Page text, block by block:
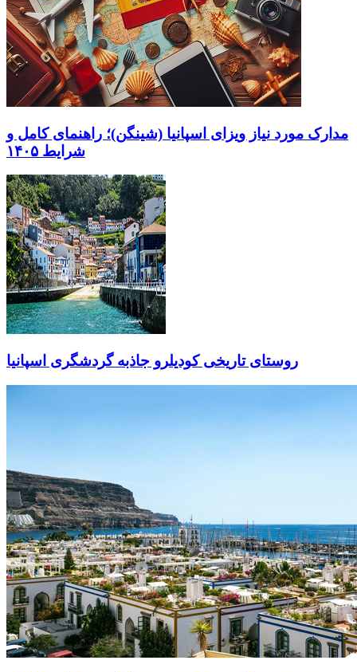
مدارک مورد نیاز ویزای اسپانیا (شینگن)؛ راهنمای کامل و
شرایط ۱۴۰۵
روستای تاریخی کودیلرو جاذبه گردشگری اسپانیا